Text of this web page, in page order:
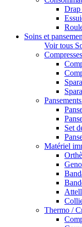
Drap
Soins et
Voir tous
Set
Matériel
Thermo /